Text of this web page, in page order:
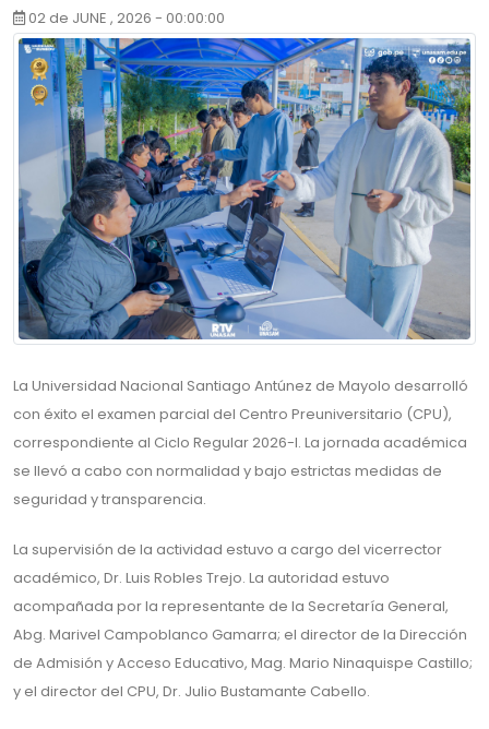
02 de JUNE , 2026 - 00:00:00
La Universidad Nacional Santiago Antúnez de Mayolo desarrolló
con éxito el examen parcial del Centro Preuniversitario (CPU),
correspondiente al Ciclo Regular 2026-I. La jornada académica
se llevó a cabo con normalidad y bajo estrictas medidas de
seguridad y transparencia.
La supervisión de la actividad estuvo a cargo del vicerrector
académico, Dr. Luis Robles Trejo. La autoridad estuvo
acompañada por la representante de la Secretaría General,
Abg. Marivel Campoblanco Gamarra; el director de la Dirección
de Admisión y Acceso Educativo, Mag. Mario Ninaquispe Castillo;
y el director del CPU, Dr. Julio Bustamante Cabello.